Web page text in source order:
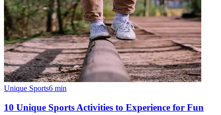
Unique Sports6 min
10 Unique Sports Activities to Experience for Fun